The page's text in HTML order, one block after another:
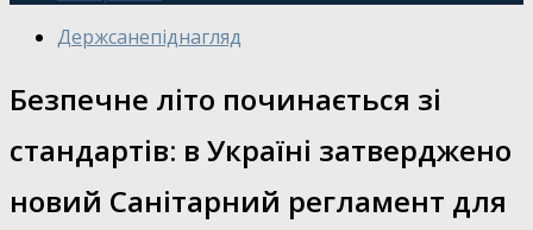
Держсанепіднагляд
Безпечне літо починається зі
стандартів: в Україні затверджено
новий Санітарний регламент для